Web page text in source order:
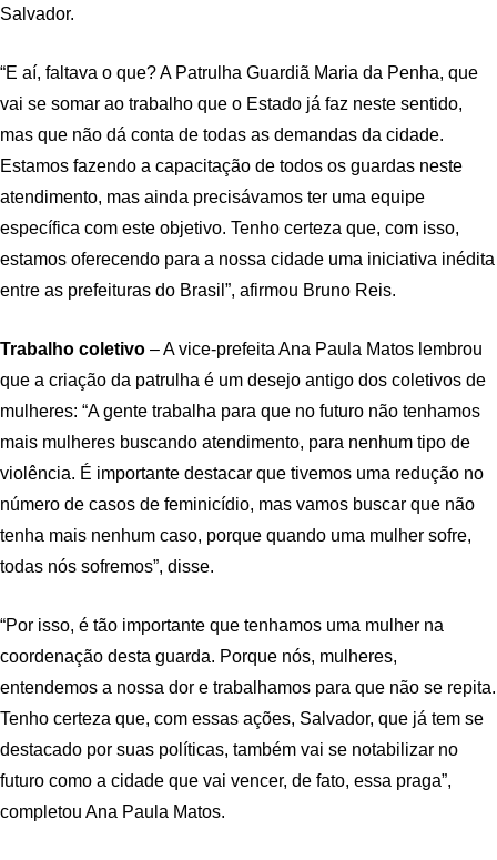
Salvador.
“E aí, faltava o que? A Patrulha Guardiã Maria da Penha, que
vai se somar ao trabalho que o Estado já faz neste sentido,
mas que não dá conta de todas as demandas da cidade.
Estamos fazendo a capacitação de todos os guardas neste
atendimento, mas ainda precisávamos ter uma equipe
específica com este objetivo. Tenho certeza que, com isso,
estamos oferecendo para a nossa cidade uma iniciativa inédita
entre as prefeituras do Brasil”, afirmou Bruno Reis.
Trabalho coletivo – A vice-prefeita Ana Paula Matos lembrou
que a criação da patrulha é um desejo antigo dos coletivos de
mulheres: “A gente trabalha para que no futuro não tenhamos
mais mulheres buscando atendimento, para nenhum tipo de
violência. É importante destacar que tivemos uma redução no
número de casos de feminicídio, mas vamos buscar que não
tenha mais nenhum caso, porque quando uma mulher sofre,
todas nós sofremos”, disse.
“Por isso, é tão importante que tenhamos uma mulher na
coordenação desta guarda. Porque nós, mulheres,
entendemos a nossa dor e trabalhamos para que não se repita.
Tenho certeza que, com essas ações, Salvador, que já tem se
destacado por suas políticas, também vai se notabilizar no
futuro como a cidade que vai vencer, de fato, essa praga”,
completou Ana Paula Matos.